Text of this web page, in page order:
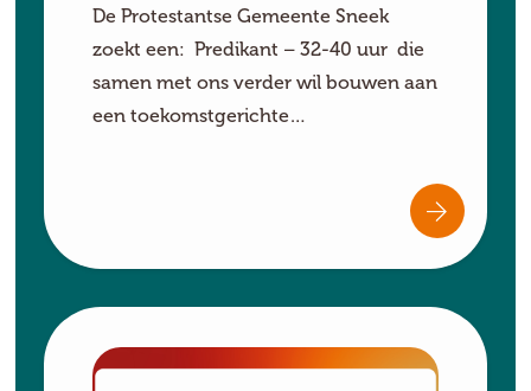
De Protestantse Gemeente Sneek
zoekt een: Predikant – 32-40 uur die
samen met ons verder wil bouwen aan
een toekomstgerichte…